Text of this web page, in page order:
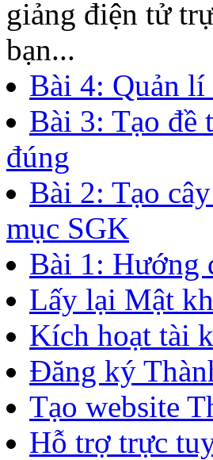
Hướng dẫn
Xác thực
Sau khi đã
trực tuyến, nếu
dục, Sở Giáo
giảng điện tử
bạn...
Bài 4: Quản lí
Bài 3: Tạo đề
đúng
Bài 2: Tạo